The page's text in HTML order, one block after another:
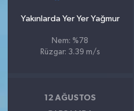
Yakınlarda Yer Yer Yağmur
Nem: %78
Rüzgar: 3.39 m/s
12 AĞUSTOS